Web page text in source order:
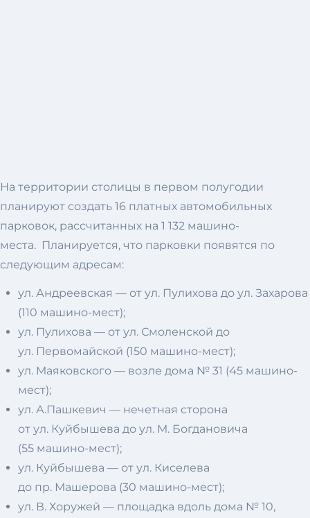
На территории столицы в первом полугодии
планируют создать 16 платных автомобильных
парковок, рассчитанных на 1 132 машино-
места. Планируется, что парковки появятся по
следующим адресам:
ул. Андреевская — от ул. Пулихова до ул. Захарова
(110 машино-мест);
ул. Пулихова — от ул. Смоленской до
ул. Первомайской (150 машино-мест);
ул. Маяковского — возле дома № 31 (45 машино-
мест);
ул. А.Пашкевич — нечетная сторона
от ул. Куйбышева до ул. М. Богдановича
(55 машино-мест);
ул. Куйбышева — от ул. Киселева
до пр. Машерова (30 машино-мест);
ул. В. Хоружей — площадка вдоль дома № 10,